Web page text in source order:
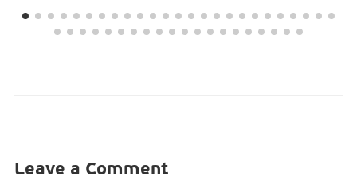
Leave a Comment